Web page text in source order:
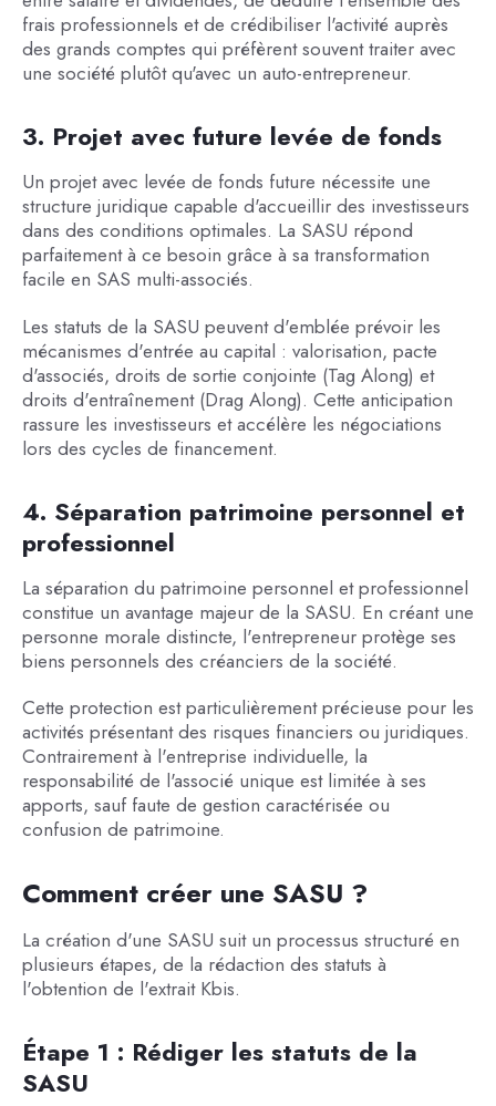
frais professionnels et de crédibiliser l'activité auprès
des grands comptes qui préfèrent souvent traiter avec
une société plutôt qu'avec un auto-entrepreneur.
3. Projet avec future levée de fonds
Un projet avec levée de fonds future nécessite une
structure juridique capable d'accueillir des investisseurs
dans des conditions optimales. La SASU répond
parfaitement à ce besoin grâce à sa transformation
facile en SAS multi-associés.
Les statuts de la SASU peuvent d'emblée prévoir les
mécanismes d'entrée au capital : valorisation, pacte
d'associés, droits de sortie conjointe (Tag Along) et
droits d'entraînement (Drag Along). Cette anticipation
rassure les investisseurs et accélère les négociations
lors des cycles de financement.
4. Séparation patrimoine personnel et
professionnel
La séparation du patrimoine personnel et professionnel
constitue un avantage majeur de la SASU. En créant une
personne morale distincte, l'entrepreneur protège ses
biens personnels des créanciers de la société.
Cette protection est particulièrement précieuse pour les
activités présentant des risques financiers ou juridiques.
Contrairement à l'entreprise individuelle, la
responsabilité de l'associé unique est limitée à ses
apports, sauf faute de gestion caractérisée ou
confusion de patrimoine.
Comment créer une SASU ?
La création d'une SASU suit un processus structuré en
plusieurs étapes, de la rédaction des statuts à
l'obtention de l'extrait Kbis.
Étape 1 : Rédiger les statuts de la
SASU